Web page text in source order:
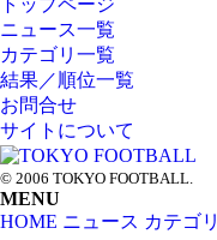
トップページ
ニュース一覧
カテゴリ一覧
結果／順位一覧
お問合せ
サイトについて
© 2006 TOKYO FOOTBALL.
MENU
HOME ニュース カテゴリ